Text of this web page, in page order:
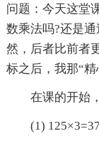
问题：今天这堂
数乘法吗?还是
然，后者比前者
标之后，我那“精
在课的开始
(1)